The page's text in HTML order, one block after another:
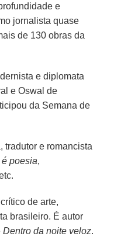
e
jornalista quase
de 130 obras da
e diplomata
e Oswal de
da Semana de
tradutor e romancista
poesia,
de arte,
brasileiro. É autor
Dentro da noite veloz.